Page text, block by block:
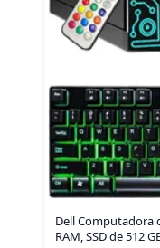
Dell Computadora
RAM, SSD de 512